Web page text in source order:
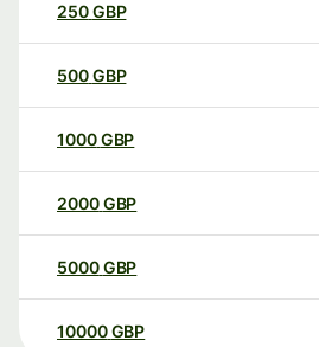
250GBP
500GBP
1000GBP
2000GBP
5000GBP
10000 GBP